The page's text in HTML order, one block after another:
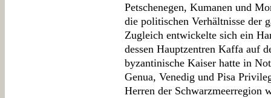
Petschenegen, Kumanen und
die politischen Verhältnisse der
Zugleich entwickelte sich ein
dessen Hauptzentren Kaffa auf
byzantinische Kaiser hatte in
Genua, Venedig und Pisa
Herren der Schwarzmeerregion